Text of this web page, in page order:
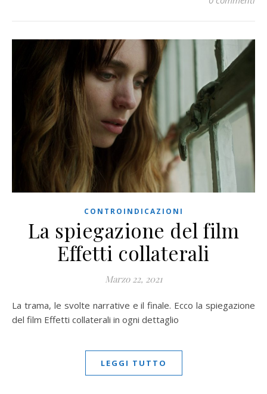
CONTROINDICAZIONI
La spiegazione del film
Effetti collaterali
Marzo 22, 2021
La trama, le svolte narrative e il finale. Ecco la spiegazione
del film Effetti collaterali in ogni dettaglio
LEGGI TUTTO